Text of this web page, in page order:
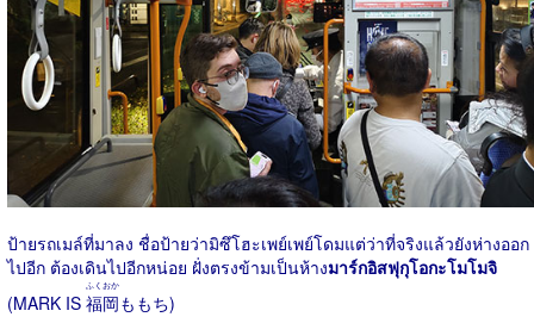
ป้ายรถเมล์ที่มาลง ชื่อป้ายว่ามิซึโฮะเพย์เพย์โดมแต่ว่าที่จริงแล้วยังห่างออก
ไปอีก ต้องเดินไปอีกหน่อย ฝั่งตรงข้ามเป็นห้างมาร์กอิสฟุกุโอกะโมโมจิ
(MARK IS 福岡
ふくおか
ももち)